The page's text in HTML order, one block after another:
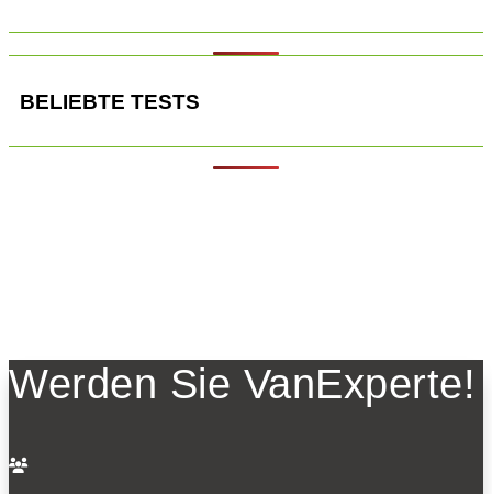
BELIEBTE TESTS
Werden Sie VanExperte!
